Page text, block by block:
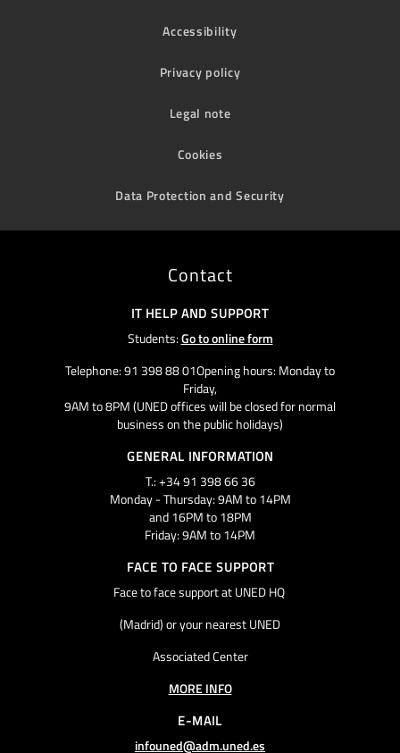
Accessibility
Privacy policy
Legal note
Cookies
Data Protection and Security
Contact
IT HELP AND SUPPORT
Students:Go to online form
Telephone: 91 398 88 01Opening hours: Monday to
Friday,
9AM to 8PM (UNED offices will be closed for normal
business on the public holidays)
GENERAL INFORMATION
T.: +34 91 398 66 36
Monday - Thursday: 9AM to 14PM
and 16PM to 18PM
Friday: 9AM to 14PM
FACE TO FACE SUPPORT
Face to face support at UNED HQ
(Madrid) or your nearest UNED
Associated Center
MORE INFO
E-MAIL
infouned@adm.uned.es